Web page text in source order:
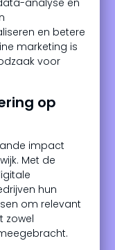
analyse en
en betere
marketing is
voor
op
impact
Met de
hun
om relevant
zowel